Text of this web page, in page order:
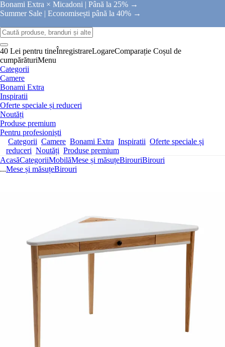
Bonami Extra × Micadoni | Până la 25% →
Summer Sale | Economisești până la 40% →
40 Lei pentru tineÎnregistrareLogareComparație Coșul de
cumpărăturiMenu
Categorii
Camere
Bonami Extra
Inspiratii
Oferte speciale și reduceri
Noutăți
Produse premium
Pentru profesioniști
Categorii Camere Bonami Extra Inspiratii Oferte speciale și
reduceri Noutăți Produse premium
AcasăCategoriiMobilăMese și măsuțeBirouriBirouri
...Mese și măsuțeBirouri